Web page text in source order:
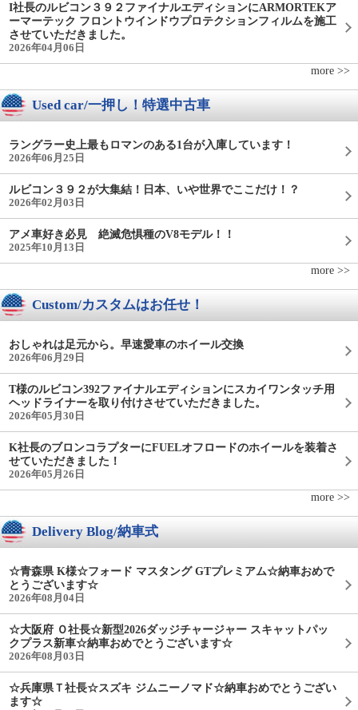
I社長のルビコン３９２ファイナルエディションにARMORTEKア
ーマーテック フロントウインドウプロテクションフィルムを施工
させていただきました。
2026年04月06日
more >>
Used car/一押し！特選中古車
ラングラー史上最もロマンのある1台が入庫しています！
2026年06月25日
ルビコン３９２が大集結！日本、いや世界でここだけ！？
2026年02月03日
アメ車好き必見 絶滅危惧種のV8モデル！！
2025年10月13日
more >>
Custom/カスタムはお任せ！
おしゃれは足元から。早速愛車のホイール交換
2026年06月29日
T様のルビコン392ファイナルエディションにスカイワンタッチ用
ヘッドライナーを取り付けさせていただきました。
2026年05月30日
K社長のブロンコラプターにFUELオフロードのホイールを装着さ
せていただきました！
2026年05月26日
more >>
Delivery Blog/納車式
☆青森県 K様☆フォード マスタング GTプレミアム☆納車おめで
とうございます☆
2026年08月04日
☆大阪府 Ｏ社長☆新型2026ダッジチャージャー スキャットパッ
クプラス新車☆納車おめでとうございます☆
2026年08月03日
☆兵庫県Ｔ社長☆スズキ ジムニーノマド☆納車おめでとうござい
ます☆